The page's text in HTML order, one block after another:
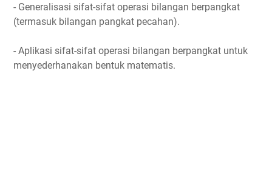
- Generalisasi sifat-sifat operasi bilangan berpangkat
(termasuk bilangan pangkat pecahan).
- Aplikasi sifat-sifat operasi bilangan berpangkat untuk
menyederhanakan bentuk matematis.